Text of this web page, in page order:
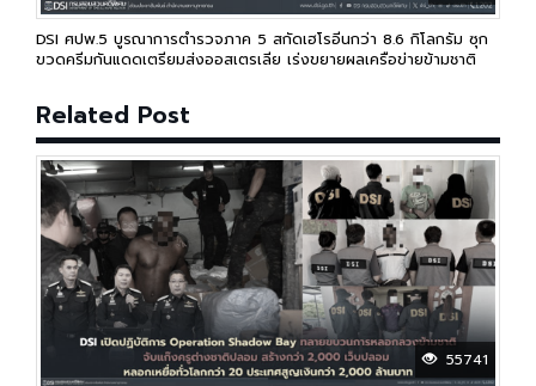
DSI ศปพ.5 บูรณาการตำรวจภาค 5 สกัดเฮโรอีนกว่า 8.6 กิโลกรัม ซุก
ขวดครีมกันแดดเตรียมส่งออสเตรเลีย เร่งขยายผลเครือข่ายข้ามชาติ
Related Post
55741